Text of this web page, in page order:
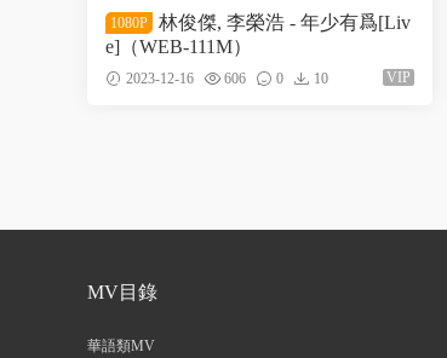
1080P
林俊傑, 李榮浩 - 年少有爲[Liv
e]（WEB-111M）
2023-12-16 606 0 10 VIP
MV目錄
華語類MV